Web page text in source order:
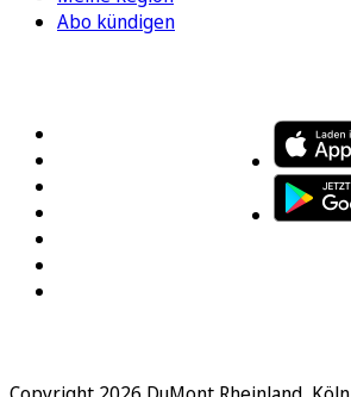
Abo kündigen